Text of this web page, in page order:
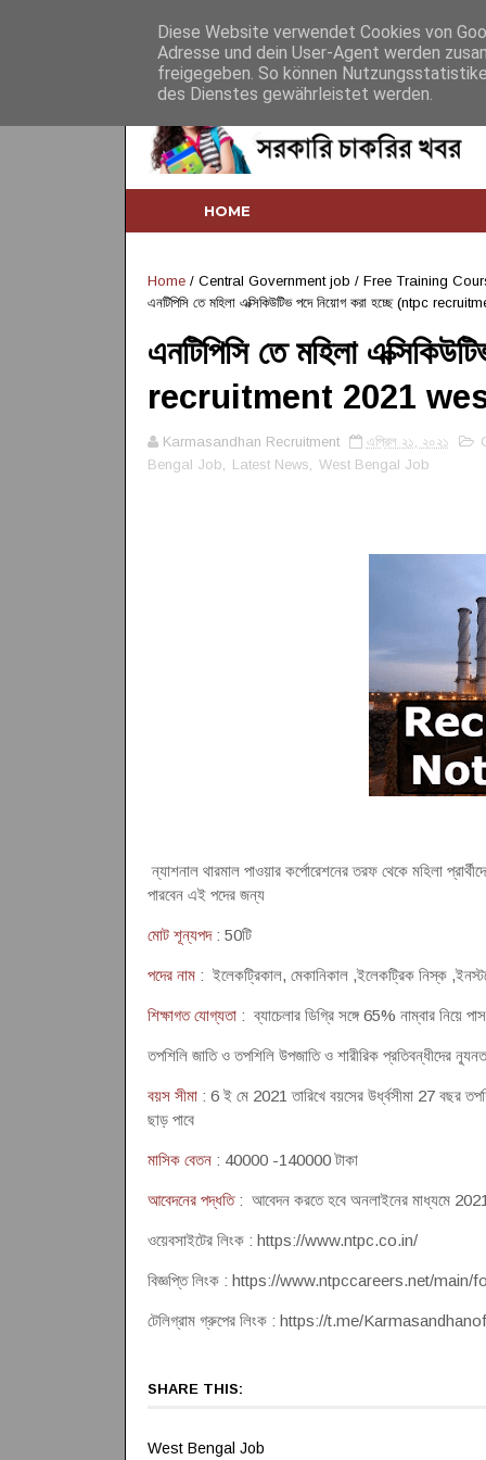
HOME
Home/ Central Government job / Free Training
এনটিপিসি তে মহিলা এক্সিকিউটিভ পদে নিয়োগ করা হচ্ছে (ntpc
এনটিপিসি তে মহিলা
recruitment 2021
Karmasandhan Recruitment এপ্রিল ২১, ২০২১
Bengal Job, Latest News, West Bengal Job
ন্যাশনাল থারমাল পাওয়ার কর্পোরেশনের তরফ থেকে মহিলা
পারবেন এই পদের জন্য
মোট শূন্যপদ: 50টি
পদের নাম: ইলেকট্রিকাল, মেকানিকাল ,ইলেকট্রিক নিস্ক
শিক্ষাগত যোগ্যতা: ব্যাচেলার ডিগ্রি সঙ্গে 65% নাম্বার নিয়ে
তপশিলি জাতি ও তপশিলি উপজাতি ও শারীরিক প্রতিবন্ধীদের
বয়স সীমা: 6 ই মে 2021 তারিখে বয়সের উর্ধ্বসীমা 27 বছর
ছাড় পাবে
মাসিক বেতন: 40000 -140000 টাকা
আবেদনের পদ্ধতি: আবেদন করতে হবে অনলাইনের মাধ্যমে 2021
ওয়েবসাইটের লিংক : https://www.ntpc.co.in/
বিজ্ঞপ্তি লিংক : https://www.ntpccareers.net/
টেলিগ্রাম গ্রুপের লিংক : https://t.me/
SHARE THIS:
West Bengal Job
Diese Website verwendet Cookies von
Adresse und dein User-Agent werden
freigegeben. So können
des Dienstes gewährleistet werden.